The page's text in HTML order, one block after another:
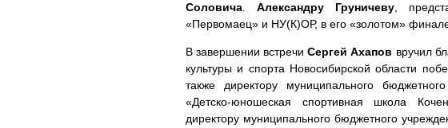
Соловича
Александру Груничеву ,
«Первомаец» и НУ(К)ОР, в его «золотом»
В завершении встречиСергей Ахапов вручил
культуры и спорта Новосибирской области
также директору муниципального
«Детско-юношеская спортивная школа
директору муниципального бюджетного